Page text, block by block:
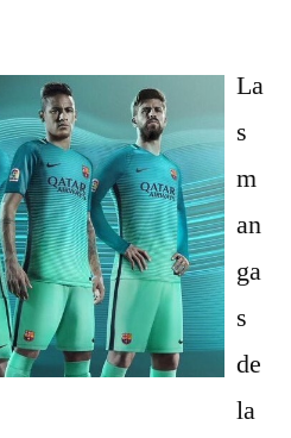
La
s
m
an
ga
s
de
la